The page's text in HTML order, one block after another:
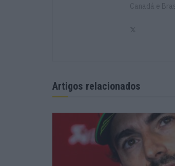
Canadá e
Artigos relacionados